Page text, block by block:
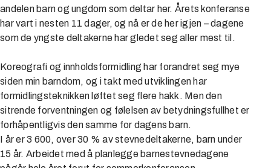
andelen barn og ungdom som deltar her. Årets konferanse
har vart i nesten 11 dager, og nå er de her igjen – dagene
som de yngste deltakerne har gledet seg aller mest til.
Koreografi og innholdsformidling har forandret seg mye
siden min barndom, og i takt med utviklingen har
formidlingsteknikken løftet seg flere hakk. Men den
sitrende forventningen og følelsen av betydningsfullhet er
forhåpentligvis den samme for dagens barn.
I år er 3 600, over 30 % av stevnedeltakerne, barn under
15 år. Arbeidet med å planlegge barnestevnedagene